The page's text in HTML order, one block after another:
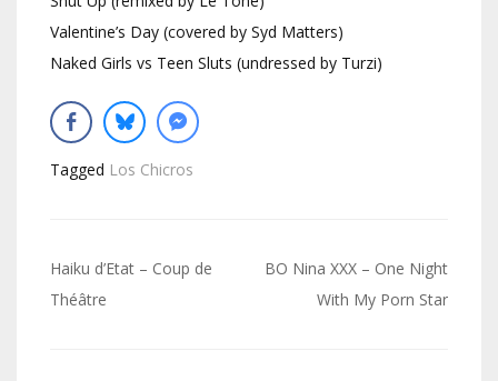
Valentine’s Day (covered by Syd Matters)
Naked Girls vs Teen Sluts (undressed by Turzi)
Tagged Los Chicros
Navigation
de
Haiku d’Etat – Coup de
Théâtre
BO Nina XXX – One Night
With My Porn Star